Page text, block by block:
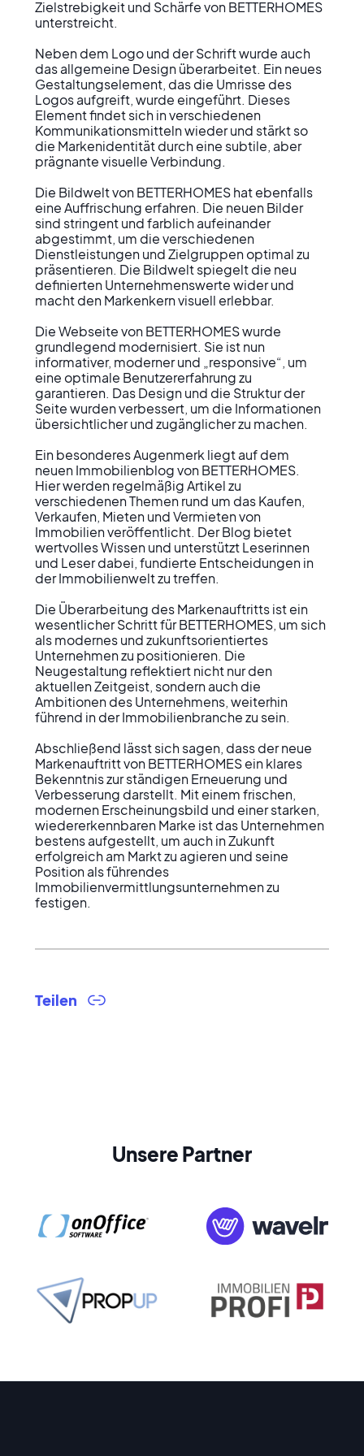
Zielstrebigkeit und Schärfe von BETTERHOMES
unterstreicht.
Neben dem Logo und der Schrift wurde auch
das allgemeine Design überarbeitet. Ein neues
Gestaltungselement, das die Umrisse des
Logos aufgreift, wurde eingeführt. Dieses
Element findet sich in verschiedenen
Kommunikationsmitteln wieder und stärkt so
die Markenidentität durch eine subtile, aber
prägnante visuelle Verbindung.
Die Bildwelt von BETTERHOMES hat ebenfalls
eine Auffrischung erfahren. Die neuen Bilder
sind stringent und farblich aufeinander
abgestimmt, um die verschiedenen
Dienstleistungen und Zielgruppen optimal zu
präsentieren. Die Bildwelt spiegelt die neu
definierten Unternehmenswerte wider und
macht den Markenkern visuell erlebbar.
Die Webseite von BETTERHOMES wurde
grundlegend modernisiert. Sie ist nun
informativer, moderner und „responsive“, um
eine optimale Benutzererfahrung zu
garantieren. Das Design und die Struktur der
Seite wurden verbessert, um die Informationen
übersichtlicher und zugänglicher zu machen.
Ein besonderes Augenmerk liegt auf dem
neuen Immobilienblog von BETTERHOMES.
Hier werden regelmäßig Artikel zu
verschiedenen Themen rund um das Kaufen,
Verkaufen, Mieten und Vermieten von
Immobilien veröffentlicht. Der Blog bietet
wertvolles Wissen und unterstützt Leserinnen
und Leser dabei, fundierte Entscheidungen in
der Immobilienwelt zu treffen.
Die Überarbeitung des Markenauftritts ist ein
wesentlicher Schritt für BETTERHOMES, um sich
als modernes und zukunftsorientiertes
Unternehmen zu positionieren. Die
Neugestaltung reflektiert nicht nur den
aktuellen Zeitgeist, sondern auch die
Ambitionen des Unternehmens, weiterhin
führend in der Immobilienbranche zu sein.
Abschließend lässt sich sagen, dass der neue
Markenauftritt von BETTERHOMES ein klares
Bekenntnis zur ständigen Erneuerung und
Verbesserung darstellt. Mit einem frischen,
modernen Erscheinungsbild und einer starken,
wiedererkennbaren Marke ist das Unternehmen
bestens aufgestellt, um auch in Zukunft
erfolgreich am Markt zu agieren und seine
Position als führendes
Immobilienvermittlungsunternehmen zu
festigen.
Teilen
Unsere Partner